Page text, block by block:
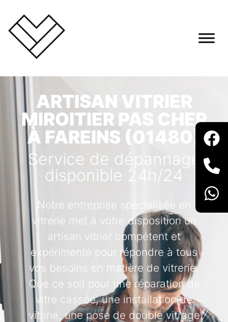
ARTISAN VITRIER
MIROITIER PAS CHER
À FAREINS (01480)
Service de dépannage
disponible 24h/24
Notre entreprise spécialisée en
vitrerie met à votre disposition un
artisan vitrier compétent et
expérimenté pour répondre à tous
vos besoins en matière de vitrerie.
Que ce soit pour une réparation de
vitre cassée, une installation de
vitrine, une pose de double vitrage